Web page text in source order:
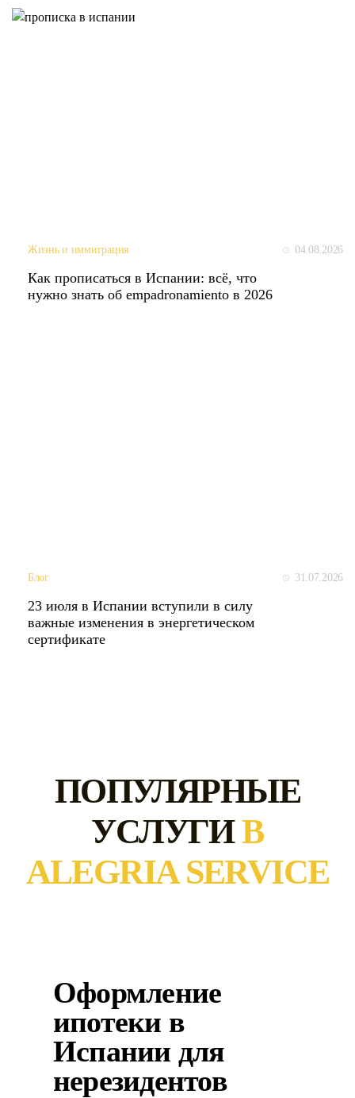
Жизнь и иммиграция 04.08.2026
Как прописаться в Испании: всё, что
нужно знать об empadronamiento в 2026
Блог 31.07.2026
23 июля в Испании вступили в силу
важные изменения в энергетическом
сертификате
ПОПУЛЯРНЫЕ
УСЛУГИВ
ALEGRIA SERVICE
Оформление
ипотеки в
Испании для
нерезидентов